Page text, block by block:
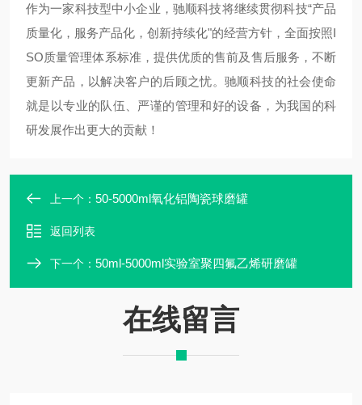
作为一家科技型中小企业，驰顺科技将继续贯彻科技“产品
质量化，服务产品化，创新持续化"的经营方针，全面按照I
SO质量管理体系标准，提供优质的售前及售后服务，不断
更新产品，以解决客户的后顾之忧。驰顺科技的社会使命
就是以专业的队伍、严谨的管理和好的设备，为我国的科
研发展作出更大的贡献！
上一个： 50-5000ml氧化铝陶瓷球磨罐
返回列表
下一个： 50ml-5000ml实验室聚四氟乙烯研磨罐
在线留言